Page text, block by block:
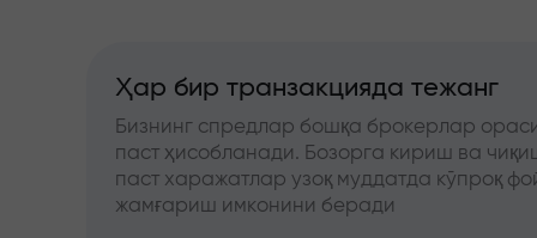
Ҳар бир транзакцияда тежанг
Бизнинг спредлар бошқа брокерлар
паст ҳисобланади. Бозорга кириш ва
паст харажатлар узоқ муддатда кўпроқ
жамғариш имконини беради